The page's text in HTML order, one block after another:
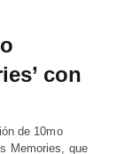
con
de 10mo
Memories, que